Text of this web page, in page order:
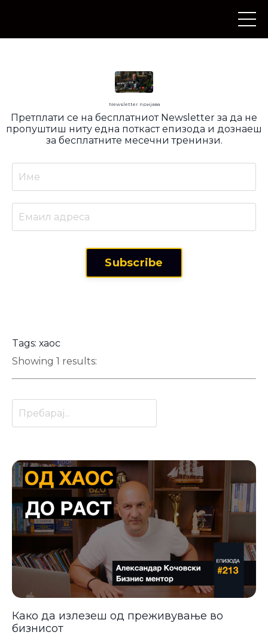
Newsletter пријава
Претплати се на бесплатниот Newsletter за да не
пропуштиш ниту една поткаст епизода и дознаеш
за бесплатните месечни тренинзи.
Subscribe
Tags: хаос
Showing 1 results:
Како да излезеш од преживување во
бизнисот